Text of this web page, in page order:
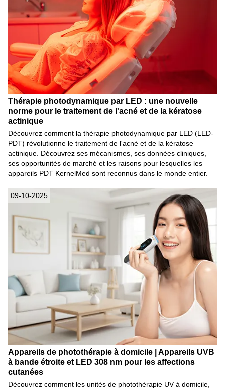
Thérapie photodynamique par LED : une nouvelle
norme pour le traitement de l'acné et de la kératose
actinique
Découvrez comment la thérapie photodynamique par LED (LED-
PDT) révolutionne le traitement de l'acné et de la kératose
actinique. Découvrez ses mécanismes, ses données cliniques,
ses opportunités de marché et les raisons pour lesquelles les
appareils PDT KernelMed sont reconnus dans le monde entier.
09-10-2025
Appareils de photothérapie à domicile | Appareils UVB
à bande étroite et LED 308 nm pour les affections
cutanées
Découvrez comment les unités de photothérapie UV à domicile,